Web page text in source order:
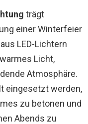
trägt
einer Winterfeier
LED-Lichtern
Licht,
Atmosphäre.
eingesetzt werden,
zu betonen und
Abends zu